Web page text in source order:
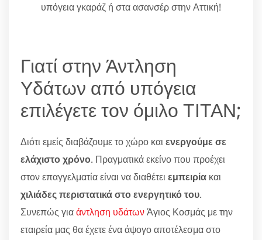
υπόγεια γκαράζ ή στα ασανσέρ στην Αττική!
Γιατί στην Άντληση
Υδάτων από υπόγεια
επιλέγετε τον όμιλο ΤΙΤΑΝ;
Διότι εμείς διαβάζουμε το χώρο και ενεργούμε σε
ελάχιστο χρόνο. Πραγματικά εκείνο που προέχει
στον επαγγελματία είναι να διαθέτει εμπειρία και
χιλιάδες περιστατικά στο ενεργητικό του.
Συνεπώς γιαάντληση υδάτωνΆγιος Κοσμάς με την
εταιρεία μας θα έχετε ένα άψογο αποτέλεσμα στο